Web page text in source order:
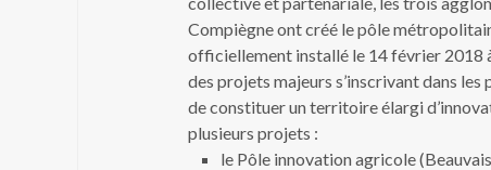
Compiègne ont créé le pôle
officiellement installé le 14 février 2018
des projets majeurs s’inscrivant dans
de constituer un territoire élargi
plusieurs projets :
le Pôle innovation agricole